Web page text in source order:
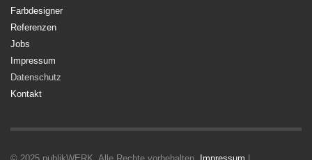
Farbdesigner
Referenzen
Jobs
Impressum
Datenschutz
Kontakt